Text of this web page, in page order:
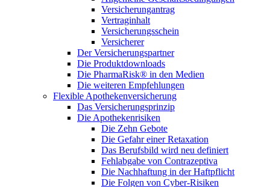
Versicherungantrag
Vertraginhalt
Versicherungsschein
Versicherer
Der Versicherungspartner
Die Produktdownloads
Die PharmaRisk® in den Medien
Die weiteren Empfehlungen
Flexible Apothekenversicherung
Das Versicherungsprinzip
Die Apothekenrisiken
Die Zehn Gebote
Die Gefahr einer Retaxation
Das Berufsbild wird neu definiert
Fehlabgabe von Contrazeptiva
Die Nachhaftung in der Haftpflicht
Die Folgen von Cyber-Risiken